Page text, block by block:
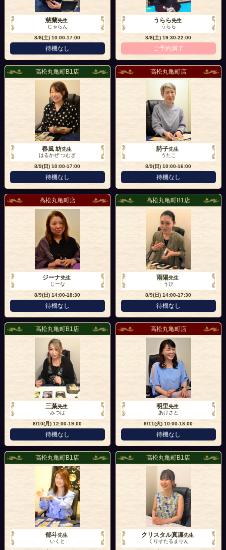
慈蘭先生
じゃらん
8/8(土)10:00-17:00
待機なし
うらら先生
うらら
8/8(土)19:30-22:00
ご予約満了
高松丸亀町B1店
春風 紡先生
はるかぜ つむぎ
8/9(日)10:00-17:00
待機なし
高松丸亀町店
詩子先生
うたこ
8/9(日)10:00-16:00
待機なし
高松丸亀町店
ジーナ先生
じーな
8/9(日)14:00-18:30
待機なし
高松丸亀町B1店
雨陽先生
うひ
8/9(日)14:00-17:30
待機なし
高松丸亀町B1店
三葉先生
みつは
8/10(月)12:00-19:00
待機なし
高松丸亀町店
明里先生
あけさと
8/11(火)10:00-18:00
待機なし
高松丸亀町B1店
郁斗先生
いくと
高松丸亀町B1店
クリスタル真凛先生
くりすたるまりん